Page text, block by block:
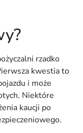
rzadko
kwestia to
i może
Niektóre
kaucji po